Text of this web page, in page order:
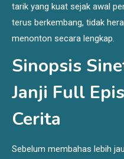
tarik yang kuat sejak awal
terus berkembang, tidak
menonton secara lengkap.
Sinopsis
Janji Full
Cerita
Sebelum membahas lebih